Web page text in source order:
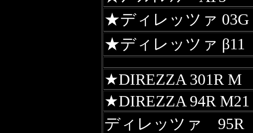
★ディレッツァ 03G
★ディレッツァ β11
★DIREZZA 301R M
★DIREZZA 94R M21
ディレッツァ 95R